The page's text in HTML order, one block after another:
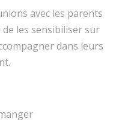
avec les parents
de les sensibiliser sur
dans leurs